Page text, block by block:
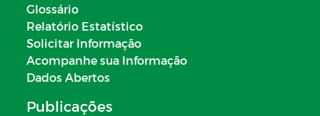
Glossário
Relatório Estatístico
Solicitar Informação
Acompanhe sua Informação
Dados Abertos
Publicações